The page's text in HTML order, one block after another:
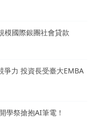
模國際銀團社會貸款
爭力 投資長受臺大EMBA
學祭搶抱AI筆電！